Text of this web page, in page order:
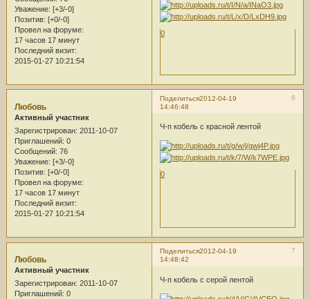
Уважение: [+3/-0]
Позитив: [+0/-0]
Провел на форуме:
17 часов 17 минут
Последний визит:
2015-01-27 10:21:54
0
Поделиться 6
2012-04-19
14:46:48
Любовь
Активный участник
Зарегистрирован: 2011-10-07
Приглашений: 0
Сообщений: 76
Уважение: [+3/-0]
Позитив: [+0/-0]
Провел на форуме:
17 часов 17 минут
Последний визит:
2015-01-27 10:21:54
Ч-п кобель с красной лентой
0
Поделиться 7
2012-04-19
14:48:42
Любовь
Активный участник
Зарегистрирован: 2011-10-07
Приглашений: 0
Ч-п кобель с серой лентой